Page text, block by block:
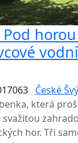
České
která
hor. Tři